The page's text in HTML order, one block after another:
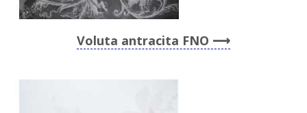
Voluta antracita FNO